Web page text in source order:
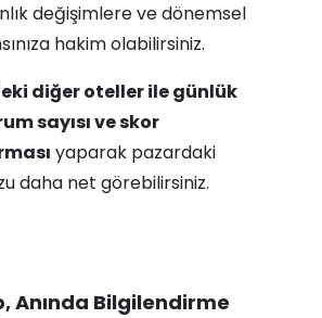
değişimlere ve dönemsel
hakim olabilirsiniz.
diğer oteller ile günlük
sayısı ve skor
yaparak pazardaki
daha net görebilirsiniz.
Anında Bilgilendirme